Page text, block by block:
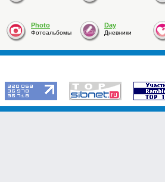
Photo
Фотоальбомы
Day
Дневники